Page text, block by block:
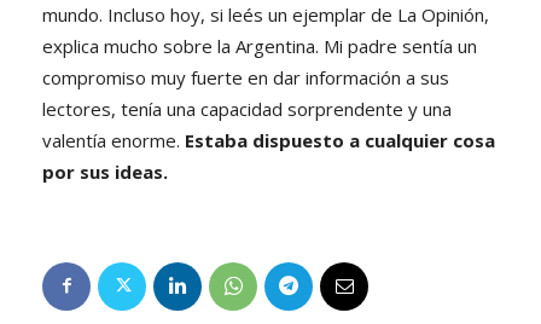
mundo. Incluso hoy, si leés un ejemplar de La Opinión,
explica mucho sobre la Argentina. Mi padre sentía un
compromiso muy fuerte en dar información a sus
lectores, tenía una capacidad sorprendente y una
valentía enorme. Estaba dispuesto a cualquier cosa
por sus ideas.